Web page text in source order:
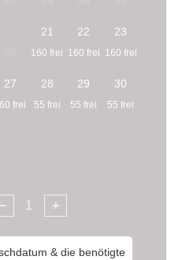
21
160 frei
22
160 frei
23
160 frei
27
frei
28
55 frei
29
55 frei
30
55 frei
− +
& die benötigte